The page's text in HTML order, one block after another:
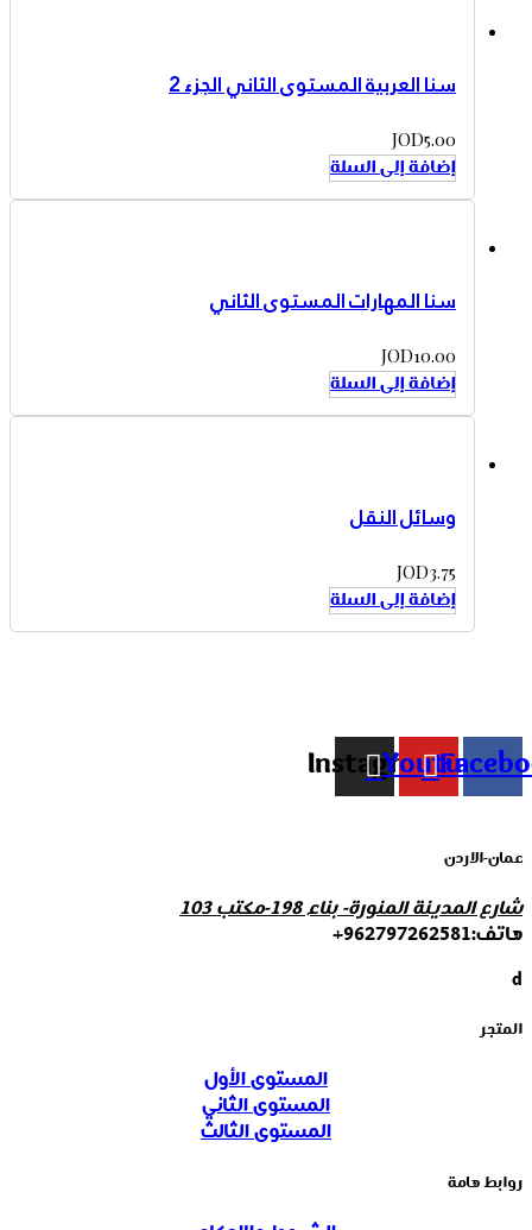
سنا العربية المستوى الثاني الجزء 2
JOD5.00
إضافة إلى السلة
سنا المهارات المستوى الثاني
JOD10.00
إضافة إلى السلة
وسائل النقل
JOD3.75
إضافة إلى السلة
Youtube
Instagram
عمان-الاردن
شارع المدينة المنورة- بناء 198-مكتب 103
هاتف:962797262581+
d
المتجر
المستوى الأول
المستوى الثاني
المستوى الثالث
روابط هامة